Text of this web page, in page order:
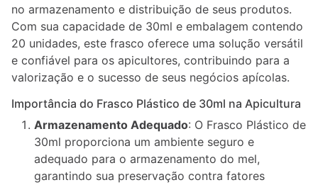
no armazenamento e distribuição de seus produtos.
Com sua capacidade de 30ml e embalagem contendo
20 unidades, este frasco oferece uma solução versátil
e confiável para os apicultores, contribuindo para a
valorização e o sucesso de seus negócios apícolas.
Importância do Frasco Plástico de 30ml na Apicultura
Armazenamento Adequado: O Frasco Plástico de
30ml proporciona um ambiente seguro e
adequado para o armazenamento do mel,
garantindo sua preservação contra fatores